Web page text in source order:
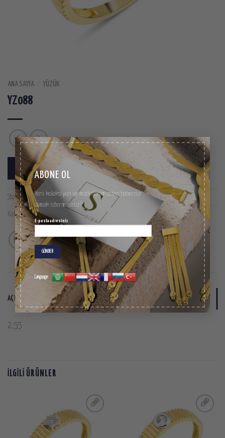
ABONE OL
Yeni koleksiyon ve modellerimizden haberdar
olmak istermisiniz?
E-posta adresiniz
Language:
×
ANA SAYFA YÜZÜK
YZ088
SIPARIŞ LISTESINE EKLE
Stok kodu:YZ088
Kategoriler:Yüzük
AÇIKLAMA
2,55
İLGILI ÜRÜNLER
SIPARIŞ
LISTESINE
SIPARIŞ
LISTESINE